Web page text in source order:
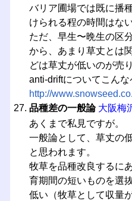
バリア圃場では既に播
けられる程の時間はな
ただ、早生〜晩生の区
から、あまり草丈とは
どは草丈が低いのが売
anti-driftについてこんな
http://
品種差の一般論 大阪梅
あくまで私見ですが。
一般論として、草丈の
と思われます。
牧草を品種改良するに
育期間の短いものを選
低い（牧草として収量